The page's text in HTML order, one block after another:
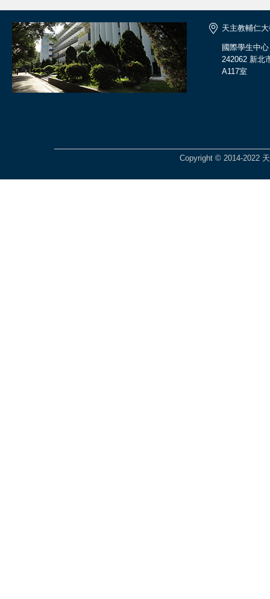
天主教輔仁
國際學生中心
242062 新北
A117室
Copyright © 2014-2022